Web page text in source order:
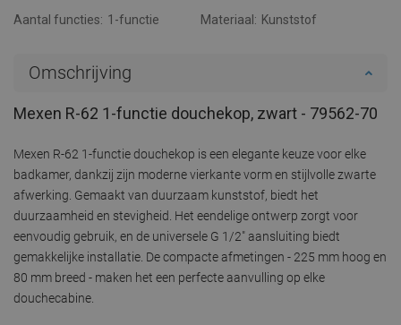
Aantal functies: 1-functie Materiaal: Kunststof
Omschrijving
Mexen R-62 1-functie douchekop, zwart - 79562-70
Mexen R-62 1-functie douchekop is een elegante keuze voor elke
badkamer, dankzij zijn moderne vierkante vorm en stijlvolle zwarte
afwerking. Gemaakt van duurzaam kunststof, biedt het
duurzaamheid en stevigheid. Het eendelige ontwerp zorgt voor
eenvoudig gebruik, en de universele G 1/2" aansluiting biedt
gemakkelijke installatie. De compacte afmetingen - 225 mm hoog en
80 mm breed - maken het een perfecte aanvulling op elke
douchecabine.